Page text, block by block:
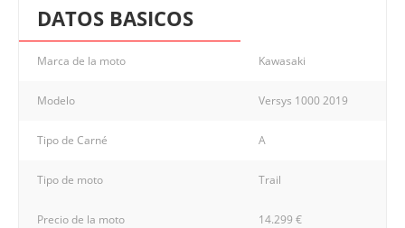
DATOS BASICOS
Marca de la moto Kawasaki
Modelo Versys 1000 2019
Tipo de Carné A
Tipo de moto Trail
Precio de la moto 14.299 €